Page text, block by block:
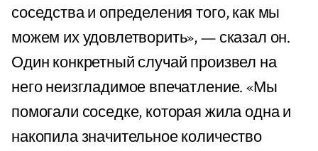
соседства и определения того, как мы
можем их удовлетворить», — сказал он.
Один конкретный случай произвел на
него неизгладимое впечатление. «Мы
помогали соседке, которая жила одна и
накопила значительное количество